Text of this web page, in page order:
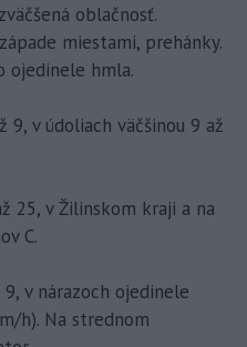
oblačnosť.
miestami, prehánky.
ojedinele hmla.
v údoliach väčšinou 9 až
25, v Žilinskom kraji a na
C.
v nárazoch ojedinele
h). Na strednom